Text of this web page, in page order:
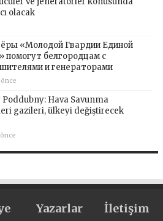
olacak
«Молодой Гвардии Единой
помогут белгородцам с
и генераторами
önce
Poddubny: Hava Savunma
gazileri, ülkeyi değiştirecek
Yazarlar İletişim